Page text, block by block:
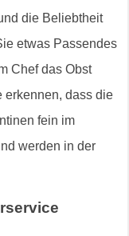
die Beliebtheit
etwas Passendes
Chef das Obst
erkennen, dass die
fein im
werden in der